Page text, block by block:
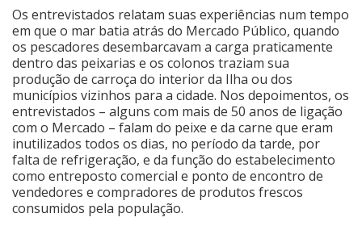
Agenda Cultural
Anuncie
Fale Conosco
Os entrevistados relatam suas experiências num tempo
em que o mar batia atrás do Mercado Público, quando
os pescadores desembarcavam a carga praticamente
dentro das peixarias e os colonos traziam sua
produção de carroça do interior da Ilha ou dos
municípios vizinhos para a cidade. Nos depoimentos, os
entrevistados – alguns com mais de 50 anos de ligação
com o Mercado – falam do peixe e da carne que eram
inutilizados todos os dias, no período da tarde, por
falta de refrigeração, e da função do estabelecimento
como entreposto comercial e ponto de encontro de
vendedores e compradores de produtos frescos
consumidos pela população.